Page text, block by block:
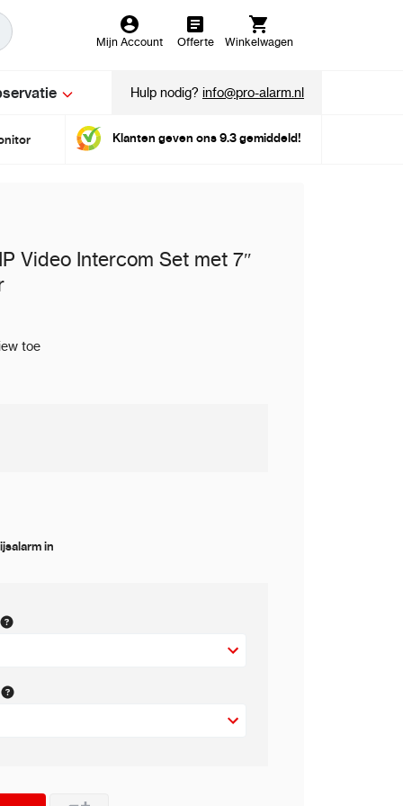
Mijn Account Offerte Winkelwagen
Hulp nodig?info@pro-alarm.nl
Klanten geven ons 9.3 gemiddeld!
Video Intercom Set met 7″
toe
in